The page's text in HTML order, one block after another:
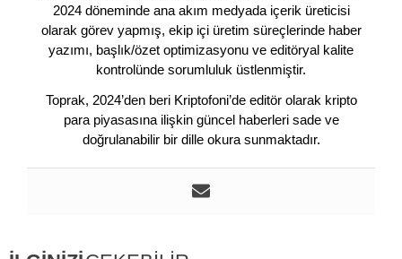
2024 döneminde ana akım medyada içerik üreticisi
olarak görev yapmış, ekip içi üretim süreçlerinde haber
yazımı, başlık/özet optimizasyonu ve editöryal kalite
kontrolünde sorumluluk üstlenmiştir.
Toprak, 2024’den beri Kriptofoni’de editör olarak kripto
para piyasasına ilişkin güncel haberleri sade ve
doğrulanabilir bir dille okura sunmaktadır.